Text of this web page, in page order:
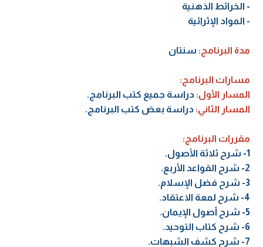
- الخرائط الذهنية
- المواد الإثرائية
مدة البرنامج: سنتان
مسارات البرنامج:
المسار الأول: دراسة جميع كتب البرنامج.
المسار الثاني: دراسة بعض كتب البرنامج.
مقررات البرنامج:
1- شرح ثلاثة الأصول.
2- شرح القواعد الأربع.
3- شرح فضل الإسلام.
4- شرح لمعة الاعتقاد.
5- شرح أصول الإيمان.
6- شرح كتاب التوحيد.
7- شرح كشف الشبهات.